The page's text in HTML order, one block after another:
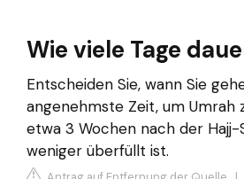
Wie viele Tage
Entscheiden Sie, wann Sie
angenehmste Zeit, um Umrah
etwa 3 Wochen nach der Hajj-
weniger überfüllt ist.